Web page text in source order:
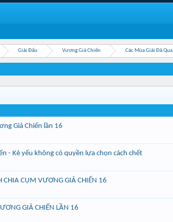
Giải Đấu Vương Giả Chiến Các Mùa Giải Đã Qua
Giả Chiến lần 16
- Kẻ yếu không có quyền lựa chọn cách chết
CHIA CỤM VƯƠNG GIẢ CHIẾN 16
GIẢ CHIẾN LẦN 16